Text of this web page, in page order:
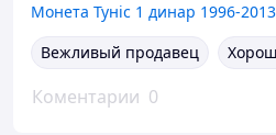
Монета Туніс 1 динар 1996-2013
Вежливый продавец
Коментарии 0